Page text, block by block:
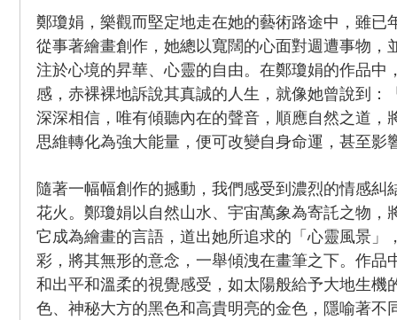
鄭瓊娟，樂觀而堅定地走在她的藝術路途中，雖已
從事著繪畫創作，她總以寬闊的心面對週遭事物，
注於心境的昇華、心靈的自由。在鄭瓊娟的作品中
感，赤裸裸地訴說其真誠的人生，就像她曾說到：
深深相信，唯有傾聽內在的聲音，順應自然之道，
思維轉化為強大能量，便可改變自身命運，甚至影
隨著一幅幅創作的撼動，我們感受到濃烈的情感糾
花火。鄭瓊娟以自然山水、宇宙萬象為寄託之物，
它成為繪畫的言語，道出她所追求的「心靈風景」
彩，將其無形的意念，一舉傾洩在畫筆之下。作品
和出平和溫柔的視覺感受，如太陽般給予大地生機
色、神秘大方的黑色和高貴明亮的金色，隱喻著不